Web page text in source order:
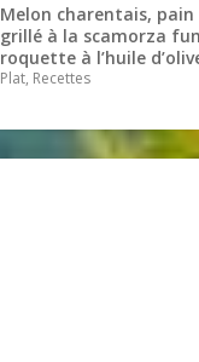
Melon charentais,
grillé à la scamorza
roquette à l’huile
Plat, Recettes